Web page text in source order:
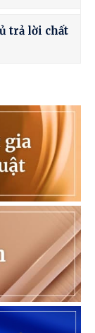
trả lời chất